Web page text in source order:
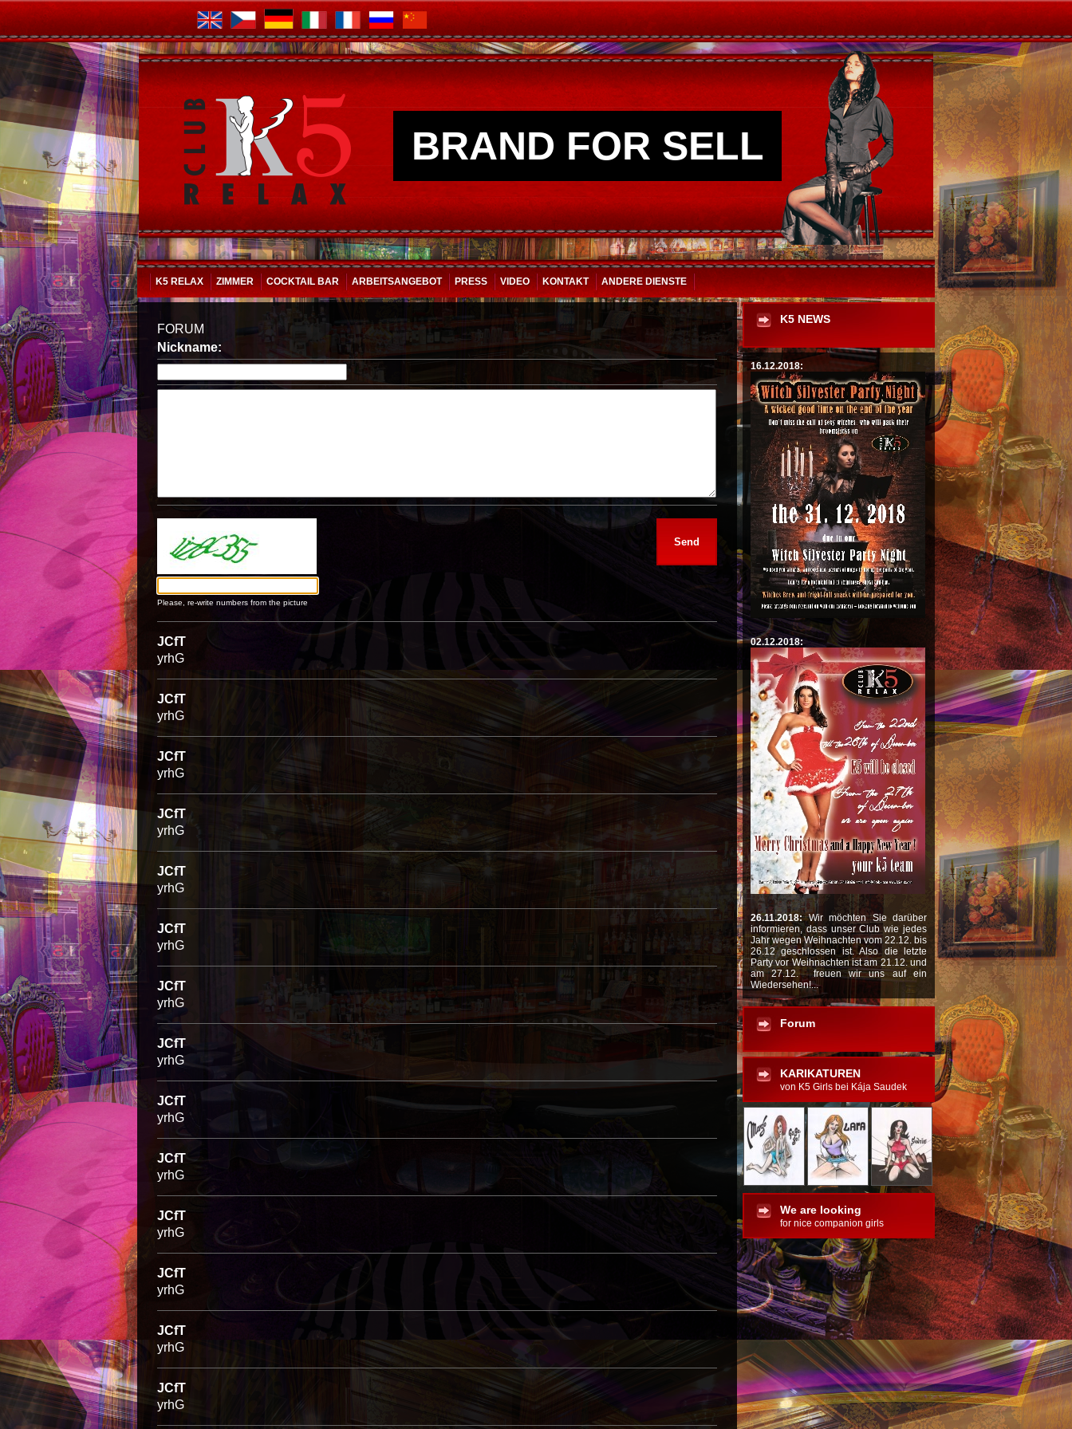
BRAND FOR SELL
K5 RELAX ZIMMER COCKTAIL BAR ARBEITSANGEBOT PRESS VIDEO KONTAKT ANDERE DIENSTE
FORUM
Nickname:
Please, re-write numbers from the picture
JCfT
yrhG
JCfT
yrhG
JCfT
yrhG
JCfT
yrhG
JCfT
yrhG
JCfT
yrhG
JCfT
yrhG
JCfT
yrhG
JCfT
yrhG
JCfT
yrhG
JCfT
yrhG
JCfT
yrhG
JCfT
yrhG
JCfT
yrhG
K5 NEWS
16.12.2018:
02.12.2018:
26.11.2018:Wir möchten Sie darüber
informieren, dass unser Club wie jedes
Jahr wegen Weihnachten vom 22.12. bis
26.12 geschlossen ist. Also die letzte
Party vor Weihnachten ist am 21.12. und
am 27.12. freuen wir uns auf ein
Wiedersehen!...
Forum
KARIKATUREN
von K5 Girls bei Kája Saudek
We are looking
for nice companion girls